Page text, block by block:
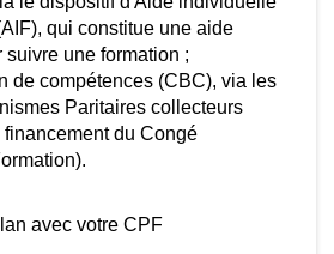
qui constitue une aide
une formation ;
de compétences (CBC), via les
Paritaires collecteurs
du Congé
avec votre CPF
(CBC), via les
collecteurs
du Congé Individuel
Bilan